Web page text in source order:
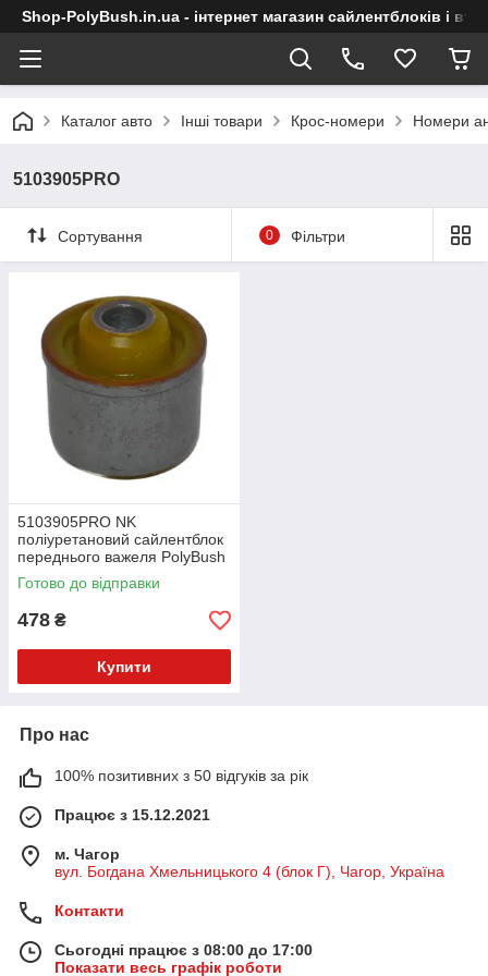
Shop-PolyBush.in.ua - інтернет магазин сайлентблоків і
Каталог авто Інші товари Крос-номери Номери
5103905PRO
Сортування 0 Фільтри
5103905PRO NK
поліуретановий сайлентблок
переднього важеля PolyBush
(аналог) v17
Готово до відправки
478 ₴
Купити
Про нас
100% позитивних з 50 відгуків за рік
Працює з 15.12.2021
м. Чагор
вул. Богдана Хмельницького 4 (блок Г), Чагор, Україна
Контакти
Сьогодні працює з 08:00 до 17:00
Показати весь графік роботи